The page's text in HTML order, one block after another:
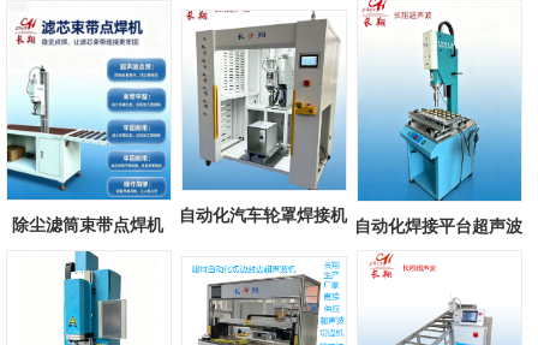
除尘滤筒束带点焊机
滤筒束带超...
自动化汽车轮罩焊接机
自动化焊接平台超声波
焊接机 自...